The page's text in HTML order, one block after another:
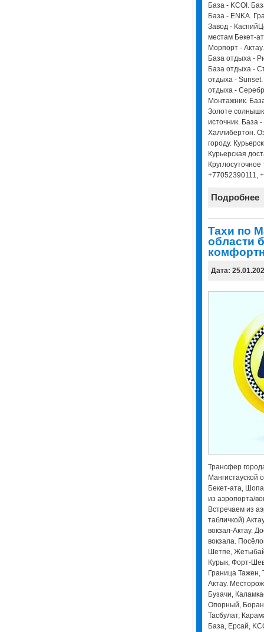
База - KCOI.
База - ENKA.
Завод -
местам Бекет-
Морпорт -
База отдыха -
База отдыха -
отдыха -
отдыха -
Монтажник.
Золоте
источник. База
Халлибертон.
городу.
Курьерская
+77052390111,
Подробнее
Taxи по
области
Дата:
Трансфер
Мангистауской
Бекет-ата,
из аэропорта/
Встречаем из
табличкой)
вокзал-Актау.
вокзала.
Шетпе,
Курык, Форт-
Граница
Актау.
Бузачи,
Опорный,
Тасбулат,
База, Ерсай,